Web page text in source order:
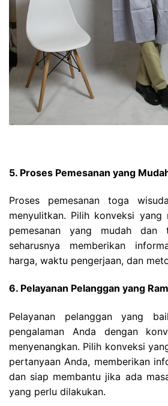
5. Proses Pemesanan yang
Proses pemesanan toga
menyulitkan. Pilih konveksi yang
pemesanan yang mudah dan
seharusnya memberikan
harga, waktu pengerjaan, dan
6. Pelayanan Pelanggan yang
Pelayanan pelanggan yang
pengalaman Anda dengan
menyenangkan. Pilih konveksi
pertanyaan Anda, memberikan
dan siap membantu jika ada
yang perlu dilakukan.